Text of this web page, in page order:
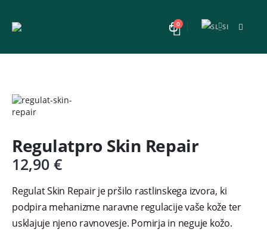
0
Regulatpro Skin Repair
12,90 €
Regulat Skin Repair je pršilo rastlinskega izvora, ki
podpira mehanizme naravne regulacije vaše kože ter
usklajuje njeno ravnovesje. Pomirja in neguje kožo.